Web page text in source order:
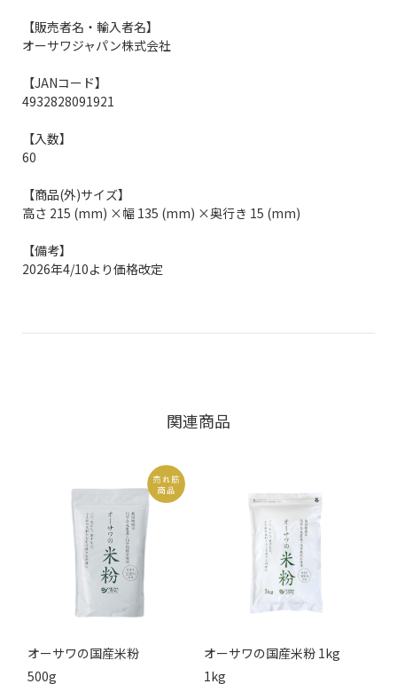
【販売者名・輸入者名】
オーサワジャパン株式会社
【JANコード】
4932828091921
【入数】
60
【商品(外)サイズ】
高さ 215 (mm) ×幅 135 (mm) ×奥行き 15 (mm)
【備考】
2026年4/10より価格改定
関連商品
オーサワの国産米粉
500g
オーサワの国産米粉 1kg
1kg